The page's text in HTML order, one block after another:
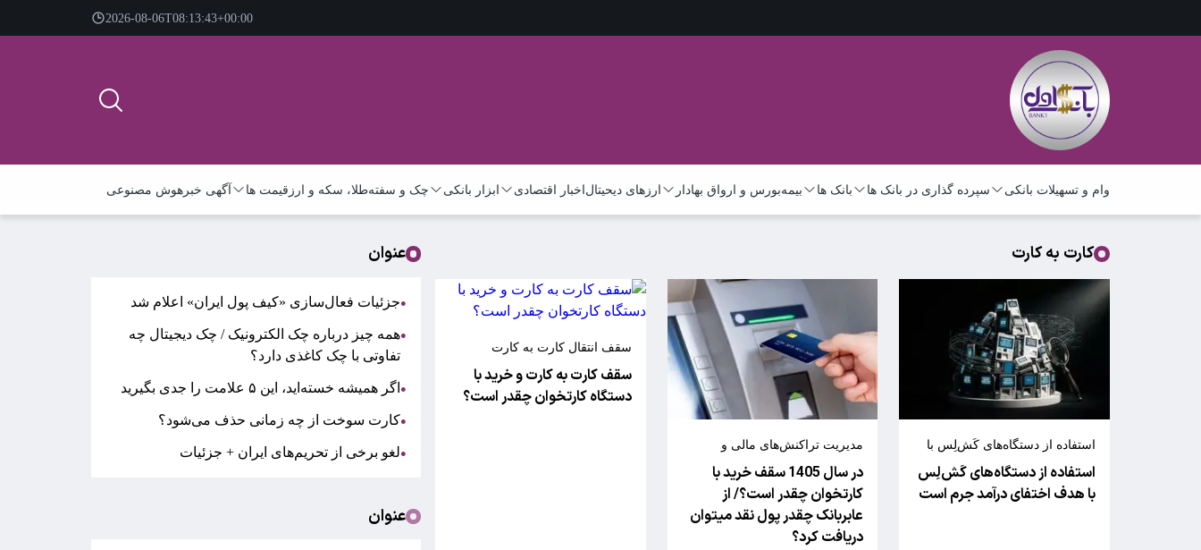
2026-08-06T08:13:43+00:00
وام و تسهیلات بانکی سپرده گذاری در بانک ها بانک ها بیمهبورس و ارواق بهادار ارزهای دیحیتالاخبار اقتصادی ابزار بانکی چک و سفتهطلا، سکه و ارز قیمت ها آگهی خبر هوش مصنوعی
کارت به کارت
استفاده از دستگاه‌های کَش‏‌لِس‌‏ با
هدف اختفای درآمد جرم است
استفاده از دستگاه‌های کَش‏‌لِس‌‏
با هدف اختفای درآمد جرم است
مدیریت تراکنش‌های مالی و
افزایش کنترل بر جریان‌های پولی
در سال 1405 سقف خرید با
کارتخوان چقدر است؟/ از
عابربانک چقدر پول نقد میتوان
دریافت کرد؟
سقف انتقال کارت به کارت
سقف کارت به کارت و خرید با
دستگاه کارتخوان چقدر است؟
عنوان
●جزئیات فعال‌سازی «کیف پول ایران» اعلام شد
●همه چیز درباره چک الکترونیک / چک دیجیتال چه
تفاوتی با چک کاغذی دارد؟
● اگر همیشه خسته‌اید، این ۵ علامت را جدی بگیرید
●کارت سوخت از چه زمانی حذف می‌شود؟
●لغو برخی از تحریم‌های ایران + جزئیات
عنوان